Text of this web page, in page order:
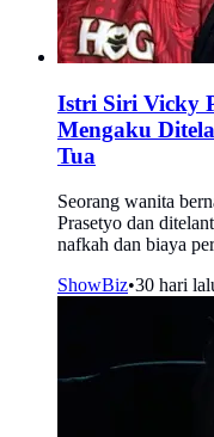
Istri Siri Vicky
Mengaku
Tua
Seorang wanita
Prasetyo dan
nafkah dan biaya
ShowBiz•30 hari